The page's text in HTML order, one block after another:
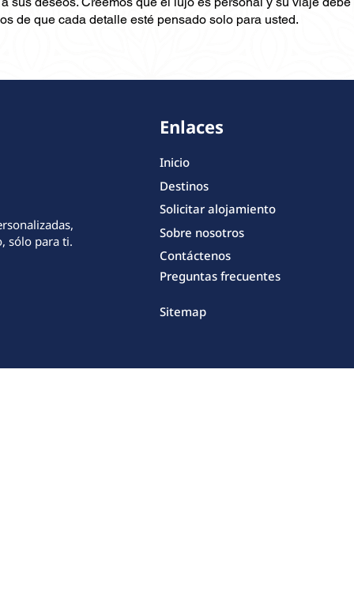
de que cada detalle esté pensado solo para usted.
sólo para ti.
Enlaces
Inicio
Destinos
Solicitar alojamiento
Sobre nosotros
Contáctenos
Preguntas frecuentes
Sitemap